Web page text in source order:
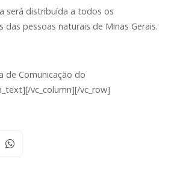
será distribuída a todos os
das pessoas naturais de Minas Gerais.
de Comunicação do
vc_column][/vc_row]